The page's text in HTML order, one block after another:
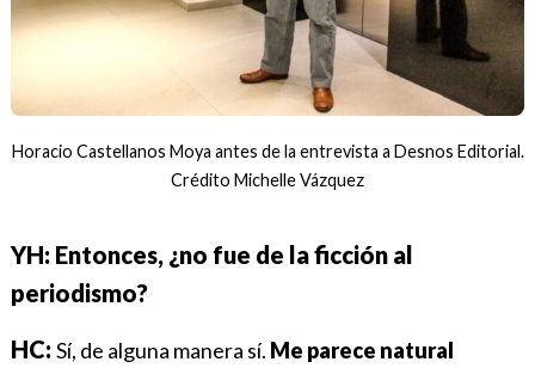
Horacio Castellanos Moya antes de la entrevista a Desnos Editorial.
Crédito Michelle Vázquez
YH: Entonces, ¿no fue de la ficción al
periodismo?
HC:Sí, de alguna manera sí. Me parece natural